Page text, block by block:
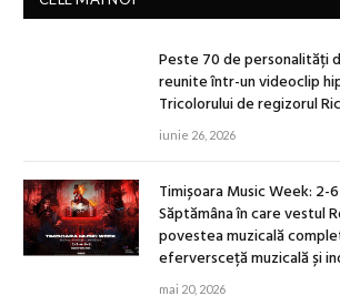
Peste 70 de personalități
reunite într-un videoclip
Tricolorului de regizorul
iunie 26, 2026
Timișoara Music Week:
Săptămâna în care vestul
povestea muzicală
eferversceță muzicală și
mai 20, 2026